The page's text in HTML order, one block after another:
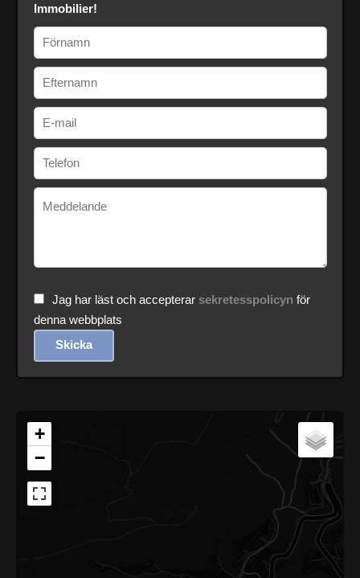
Immobilier!
Jag har läst och accepterar sekretesspolicyn för
denna webbplats
Skicka
+
−